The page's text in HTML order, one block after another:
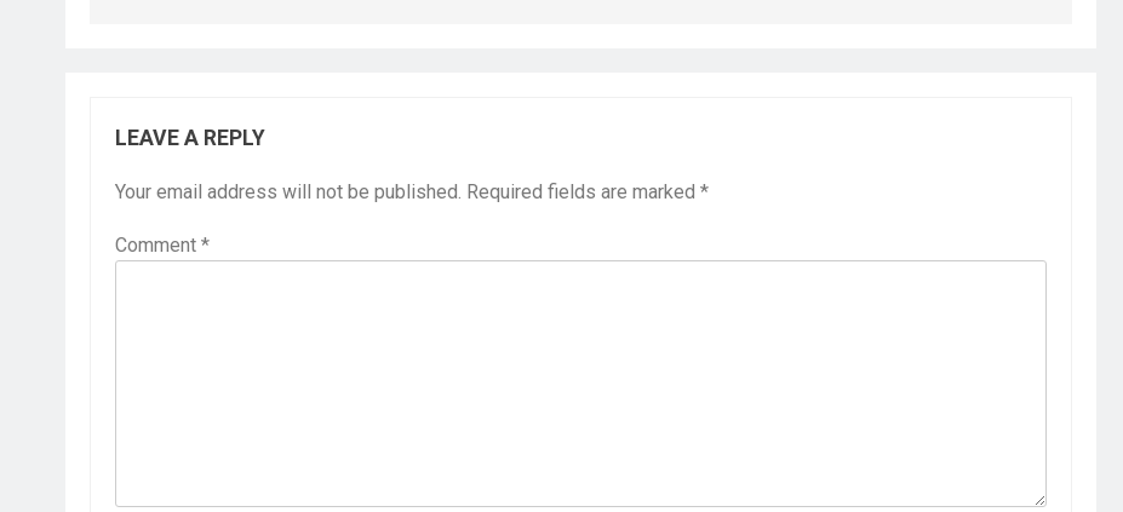
LEAVE A REPLY
Your email address will not be published. Required fields are marked *
Comment *